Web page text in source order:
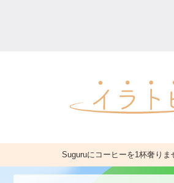
Suguruにコーヒーを1杯奢りま